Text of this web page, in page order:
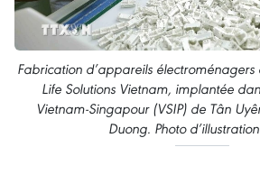
Fabrication d’appareils électroménagers
Life Solutions Vietnam, implantée
Vietnam-Singapour (VSIP) de Tân
Duong. Photo